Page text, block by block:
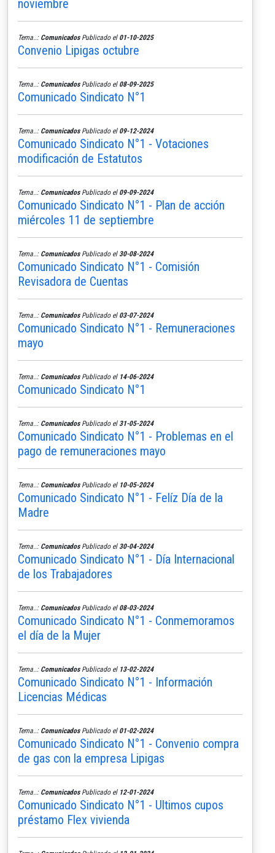
noviembre
Tema..: ComunicadosPublicado el 01-10-2025
Convenio Lipigas octubre
Tema..: ComunicadosPublicado el 08-09-2025
Comunicado Sindicato N°1
Tema..: ComunicadosPublicado el 09-12-2024
Comunicado Sindicato N°1 - Votaciones
modificación de Estatutos
Tema..: ComunicadosPublicado el 09-09-2024
Comunicado Sindicato N°1 - Plan de acción
miércoles 11 de septiembre
Tema..: ComunicadosPublicado el 30-08-2024
Comunicado Sindicato N°1 - Comisión
Revisadora de Cuentas
Tema..: ComunicadosPublicado el 03-07-2024
Comunicado Sindicato N°1 - Remuneraciones
mayo
Tema..: ComunicadosPublicado el 14-06-2024
Comunicado Sindicato N°1
Tema..: ComunicadosPublicado el 31-05-2024
Comunicado Sindicato N°1 - Problemas en el
pago de remuneraciones mayo
Tema..: ComunicadosPublicado el 10-05-2024
Comunicado Sindicato N°1 - Felíz Día de la
Madre
Tema..: ComunicadosPublicado el 30-04-2024
Comunicado Sindicato N°1 - Día Internacional
de los Trabajadores
Tema..: ComunicadosPublicado el 08-03-2024
Comunicado Sindicato N°1 - Conmemoramos
el día de la Mujer
Tema..: ComunicadosPublicado el 13-02-2024
Comunicado Sindicato N°1 - Información
Licencias Médicas
Tema..: ComunicadosPublicado el 01-02-2024
Comunicado Sindicato N°1 - Convenio compra
de gas con la empresa Lipigas
Tema..: ComunicadosPublicado el 12-01-2024
Comunicado Sindicato N°1 - Ultimos cupos
préstamo Flex vivienda